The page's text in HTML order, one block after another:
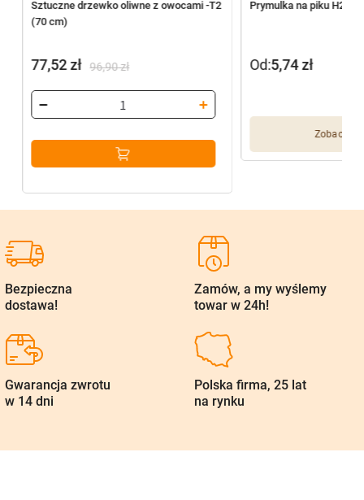
Sztuczne drzewko oliwne z owocami -T2
(70 cm)
96,90zł
cena
wynosiła:
96,90 zł.
77,52zł
cena
wynosi:
77,52 zł.
Prymulka na piku H297
Zobacz
Od:5,74zł
Bezpieczna
dostawa!
Zamów, a my wyślemy
towar w 24h!
Gwarancja zwrotu
w 14 dni
Polska firma, 25 lat
na rynku